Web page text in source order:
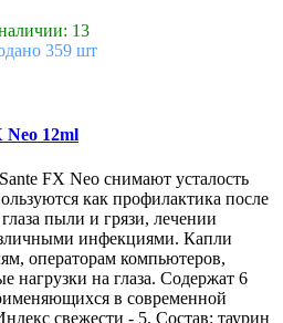
13
359 шт
Neo 12ml
FX Neo снимают усталость
как профилактика после
пыли и грязи, лечении
инфекциями. Капли
операторам компьютеров,
на глаза. Содержат 6
в современной
свежести - 5. Состав: таурин